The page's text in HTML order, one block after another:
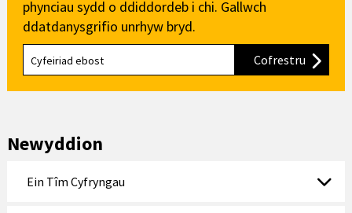
phynciau sydd o ddiddordeb i chi. Gallwch
ddatdanysgrifio unrhyw bryd.
Cofrestru i'n
Newyddion
Ein Tîm Cyfryngau